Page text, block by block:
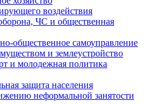
воздействия
ЧС и общественная
общественное самоуправление
и землеустройство
и молодежная политика
защита населения
неформальной занятости